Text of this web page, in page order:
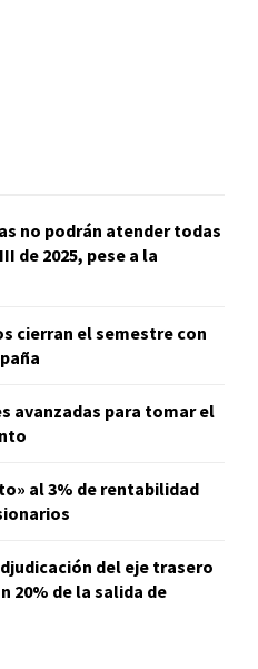
no podrán atender todas
de 2025, pese a la
cierran el semestre con
avanzadas para tomar el
al 3% de rentabilidad
del eje trasero
20% de la salida de